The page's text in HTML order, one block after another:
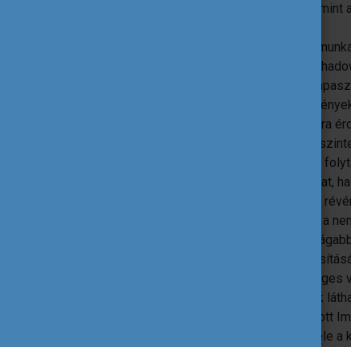
megfelelő, de nem erőn felüli,
Nem jó gyakorlat ugyanakkor, ha a
tanárok akár kurzusokon, akár job
beépítési folyamatok közös
A partnerek megtalálása az
hogy jógyakorlatok és hasznosításra
Az intézményeknek ezért vezetői
kapcsolatépítési tevékenységeket
A mobilitások akkor érik el hatásukat,
és beépítése hatékony folyamatok
kurrikulum és a mobilitások, illetve a
szükséges koordinálnia és minél
A hatásmérés a sikeresség
kérdőívek kitöltésével. Azt szükséges
indultak el, ezek hogyan alakíthatók
szinten. A Bizottság által kidolgozott
Az eredményesség további feltétele